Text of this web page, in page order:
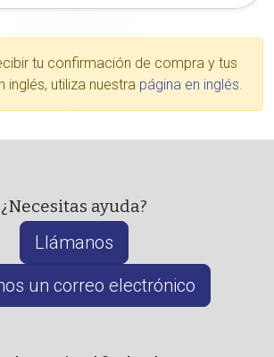
tu confirmación de compra y tus
inglés, utiliza nuestra página en inglés.
¿Necesitas ayuda?
Llámanos
un correo electrónico